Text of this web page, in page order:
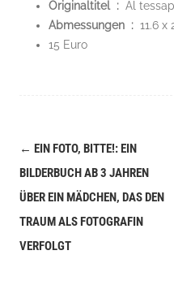
Originaltitel ‏ : ‎ Al
Abmessungen ‏ : ‎ 11.6 x
15 Euro
Navigation
(Beiträge)
← EIN FOTO, BITTE!: EIN
BILDERBUCH AB 3 JAHREN
ÜBER EIN MÄDCHEN, DAS DEN
TRAUM ALS FOTOGRAFIN
VERFOLGT